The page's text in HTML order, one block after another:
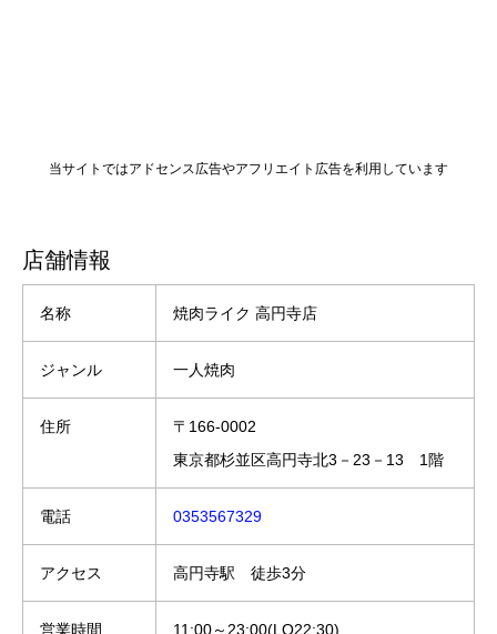
当サイトではアドセンス広告やアフリエイト広告を利用しています
店舗情報
名称 焼肉ライク 高円寺店
ジャンル 一人焼肉
住所
〒166-0002
東京都杉並区高円寺北3－23－13 1階
電話 0353567329
アクセス 高円寺駅 徒歩3分
営業時間 11:00～23:00(LO22:30)